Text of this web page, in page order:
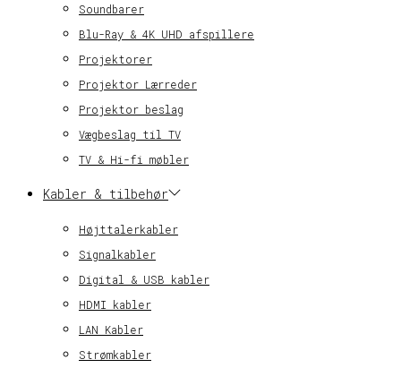
Soundbarer
Blu-Ray & 4K UHD afspillere
Projektorer
Projektor Lærreder
Projektor beslag
Vægbeslag til TV
TV & Hi-fi møbler
Kabler & tilbehør
Højttalerkabler
Signalkabler
Digital & USB kabler
HDMI kabler
LAN Kabler
Strømkabler